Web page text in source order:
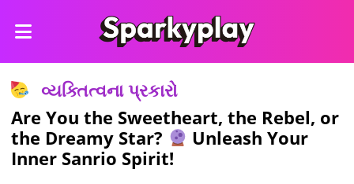
વ્યક્તિત્વના પ્રકારો
Are You the Sweetheart, the Rebel, or
the Dreamy Star?
Unleash Your
Inner Sanrio Spirit!